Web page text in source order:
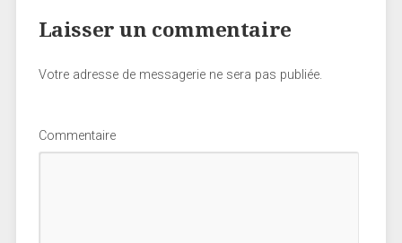
Laisser un commentaire
Votre adresse de messagerie ne sera pas publiée.
Commentaire